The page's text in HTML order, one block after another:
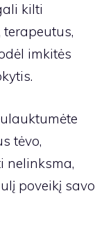
kilti
imkitės
tėvo,
nelinksma,
poveikį savo